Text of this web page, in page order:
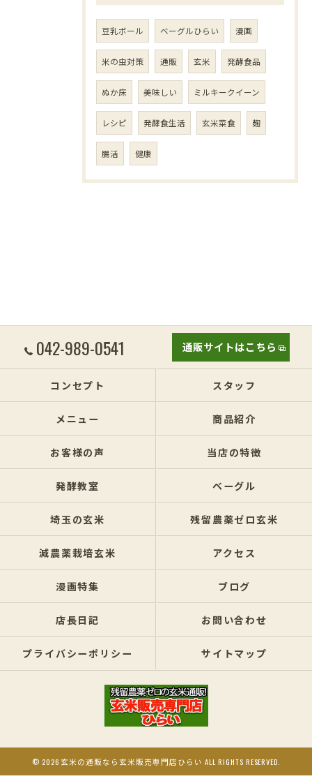
豆乳ボール ベーグルひらい 漫画
米の虫対策 通販 玄米 発酵食品
ぬか床 美味しい ミルキークイーン
レシピ 発酵食生活 玄米菜食 麹
腸活 健康
042-989-0541 通販サイトはこちら
コンセプト スタッフ
メニュー 商品紹介
お客様の声 当店の特徴
発酵教室 ベーグル
埼玉の玄米 残留農薬ゼロ玄米
減農薬栽培玄米 アクセス
漫画特集 ブログ
店長日記 お問い合わせ
プライバシーポリシー サイトマップ
© 2026 玄米の通販なら玄米販売専門店ひらい ALL RIGHTS RESERVED.